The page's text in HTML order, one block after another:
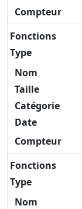
Compteur
Fonctions
Type
Nom
Taille
Catégorie
Date
Compteur
Fonctions
Type
Nom